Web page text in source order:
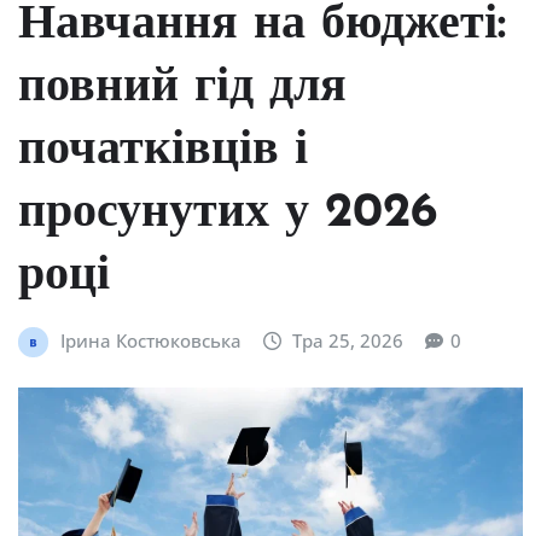
Навчання на бюджеті:
повний гід для
початківців і
просунутих у 2026
році
Ірина Костюковська Тра 25, 2026 0